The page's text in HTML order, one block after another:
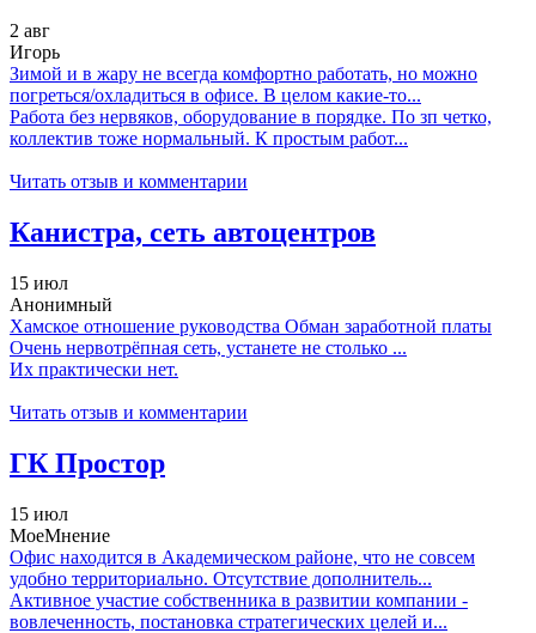
2 авг
Игорь
Зимой и в жару не всегда комфортно работать, но можно
погреться/охладиться в офисе. В целом какие-то...
Работа без нервяков, оборудование в порядке. По зп четко,
коллектив тоже нормальный. К простым работ...
Читать отзыв и комментарии
Канистра, сеть автоцентров
15 июл
Анонимный
Хамское отношение руководства Обман заработной платы
Очень нервотрёпная сеть, устанете не столько ...
Их практически нет.
Читать отзыв и комментарии
ГК Простор
15 июл
МоеМнение
Офис находится в Академическом районе, что не совсем
удобно территориально. Отсутствие дополнитель...
Активное участие собственника в развитии компании -
вовлеченность, постановка стратегических целей и...